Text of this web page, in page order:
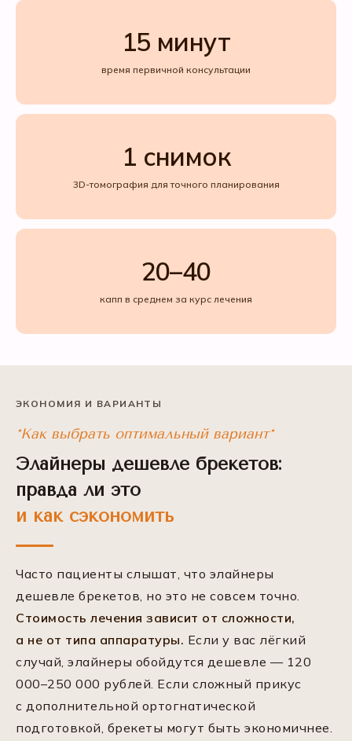
15 минут
время первичной консультации
1 снимок
3D-томография для точного планирования
20–40
капп в среднем за курс лечения
ЭКОНОМИЯ И ВАРИАНТЫ
*Как выбрать оптимальный вариант*
Элайнеры дешевле брекетов:
правда ли это
и как сэкономить
Часто пациенты слышат, что элайнеры
дешевле брекетов, но это не совсем точно.
Стоимость лечения зависит от сложности,
а не от типа аппаратуры. Если у вас лёгкий
случай, элайнеры обойдутся дешевле — 120
000–250 000 рублей. Если сложный прикус
с дополнительной ортогнатической
подготовкой, брекеты могут быть экономичнее.